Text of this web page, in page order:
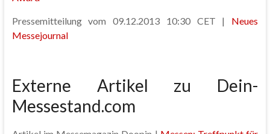
Pressemitteilung vom 09.12.2013 10:30 CET | Neues
Messejournal
Externe Artikel zu Dein-
Messestand.com